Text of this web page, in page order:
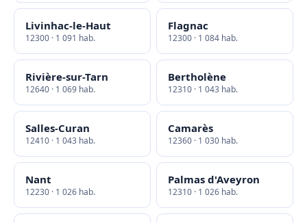
Livinhac-le-Haut
12300 · 1 091 hab.
Flagnac
12300 · 1 084 hab.
Rivière-sur-Tarn
12640 · 1 069 hab.
Bertholène
12310 · 1 043 hab.
Salles-Curan
12410 · 1 043 hab.
Camarès
12360 · 1 030 hab.
Nant
12230 · 1 026 hab.
Palmas d'Aveyron
12310 · 1 026 hab.